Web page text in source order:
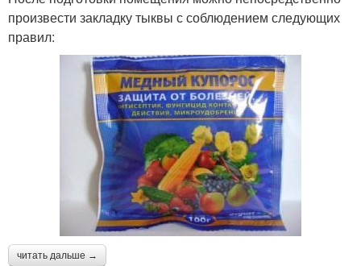
произвести закладку тыквы с соблюдением следующих
правил:
читать дальше →